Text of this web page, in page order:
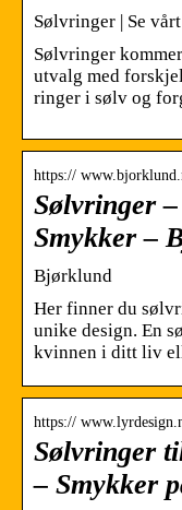
Sølvringer | Se
Sølvringer
utvalg med
ringer i sølv og
https://
Sølvringer
Smykker –
Bjørklund
Her finner du
unike design. En
kvinnen i ditt liv
https://
Sølvringer
– Smykker